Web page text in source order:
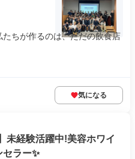
ちが作るのは、ただの飲食店
気になる
未経験活躍中!美容ホワイ
セラー✨